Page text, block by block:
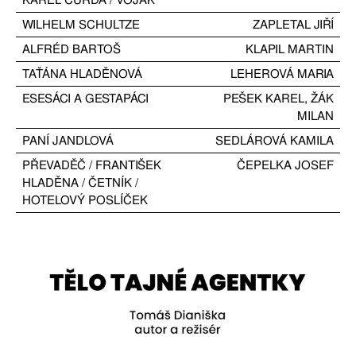
WILHELM SCHULTZE
ZAPLETAL JIŘÍ
ALFRÉD BARTOŠ
KLAPIL MARTIN
TAŤÁNA HLADĚNOVÁ
LEHEROVÁ MARIA
ESESÁCI A GESTAPÁCI
PEŠEK KAREL, ŽÁK
MILAN
PANÍ JANDLOVÁ
SEDLÁROVÁ KAMILA
PŘEVADĚČ / FRANTIŠEK
HLADĚNA / ČETNÍK /
HOTELOVÝ POSLÍČEK
ČEPELKA JOSEF